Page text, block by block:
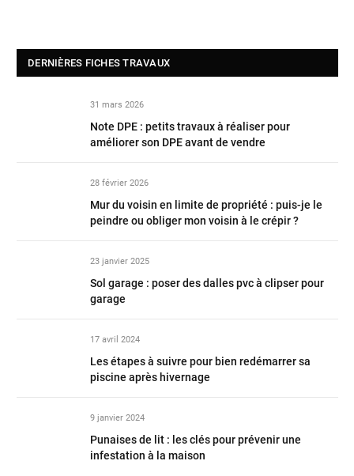
DERNIÈRES FICHES TRAVAUX
31 mars 2026
Note DPE : petits travaux à réaliser pour
améliorer son DPE avant de vendre
28 février 2026
Mur du voisin en limite de propriété : puis-je le
peindre ou obliger mon voisin à le crépir ?
23 janvier 2025
Sol garage : poser des dalles pvc à clipser pour
garage
17 avril 2024
Les étapes à suivre pour bien redémarrer sa
piscine après hivernage
9 janvier 2024
Punaises de lit : les clés pour prévenir une
infestation à la maison